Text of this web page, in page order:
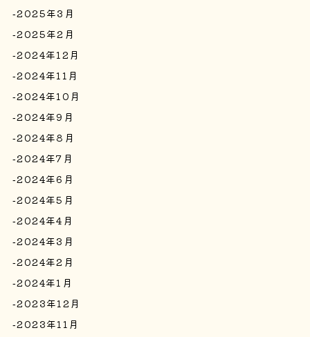
2025年3月
2025年2月
2024年12月
2024年11月
2024年10月
2024年9月
2024年8月
2024年7月
2024年6月
2024年5月
2024年4月
2024年3月
2024年2月
2024年1月
2023年12月
2023年11月